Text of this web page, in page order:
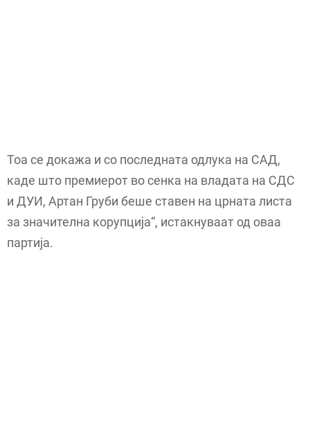
Тоа се докажа и со последната одлука на САД,
каде што премиерот во сенка на владата на СДС
и ДУИ, Артан Груби беше ставен на црната листа
за значителна корупција“, истакнуваат од оваа
партија.